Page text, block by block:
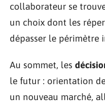
collaborateur se
un choix dont les
dépasser le périmètre
Au sommet, les
le futur : orientation
un nouveau marché,